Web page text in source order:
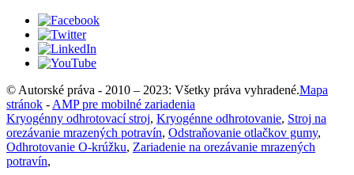
© Autorské práva - 2010 – 2023: Všetky práva vyhradené.Mapa
stránok - AMP pre mobilné zariadenia
Kryogénny odhrotovací stroj, Kryogénne odhrotovanie, Stroj na
orezávanie mrazených potravín, Odstraňovanie otlačkov gumy,
Odhrotovanie O-krúžku, Zariadenie na orezávanie mrazených
potravín,